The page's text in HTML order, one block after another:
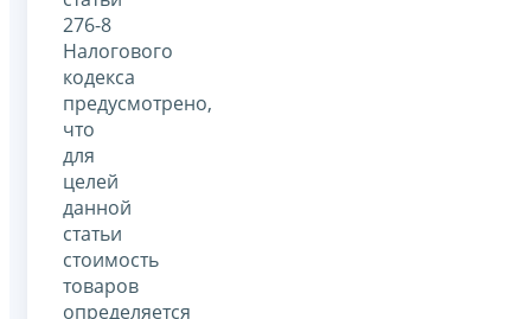
276-8
Налогового
кодекса
предусмотрено,
что
для
целей
данной
статьи
стоимость
товаров
определяется